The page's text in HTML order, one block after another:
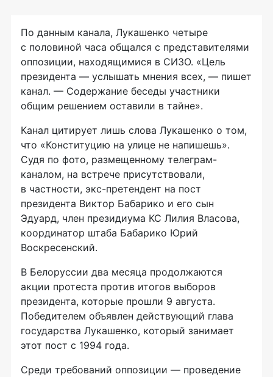
По данным канала, Лукашенко четыре
с половиной часа общался с представителями
оппозиции, находящимися в СИЗО. «Цель
президента — услышать мнения всех, — пишет
канал. — Содержание беседы участники
общим решением оставили в тайне».
Канал цитирует лишь слова Лукашенко о том,
что «Конституцию на улице не напишешь».
Судя по фото, размещенному телеграм-
каналом, на встрече присутствовали,
в частности, экс-претендент на пост
президента Виктор Бабарико и его сын
Эдуард, член президиума КС Лилия Власова,
координатор штаба Бабарико Юрий
Воскресенский.
В Белоруссии два месяца продолжаются
акции протеста против итогов выборов
президента, которые прошли 9 августа.
Победителем объявлен действующий глава
государства Лукашенко, который занимает
этот пост с 1994 года.
Среди требований оппозиции — проведение